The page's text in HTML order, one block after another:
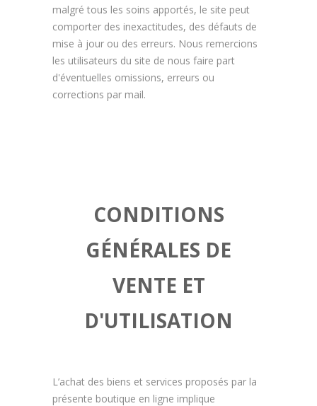
malgré tous les soins apportés, le site peut
comporter des inexactitudes, des défauts de
mise à jour ou des erreurs. Nous remercions
les utilisateurs du site de nous faire part
d'éventuelles omissions, erreurs ou
corrections par mail.
CONDITIONS
GÉNÉRALES DE
VENTE ET
D'UTILISATION
L’achat des biens et services proposés par la
présente boutique en ligne implique